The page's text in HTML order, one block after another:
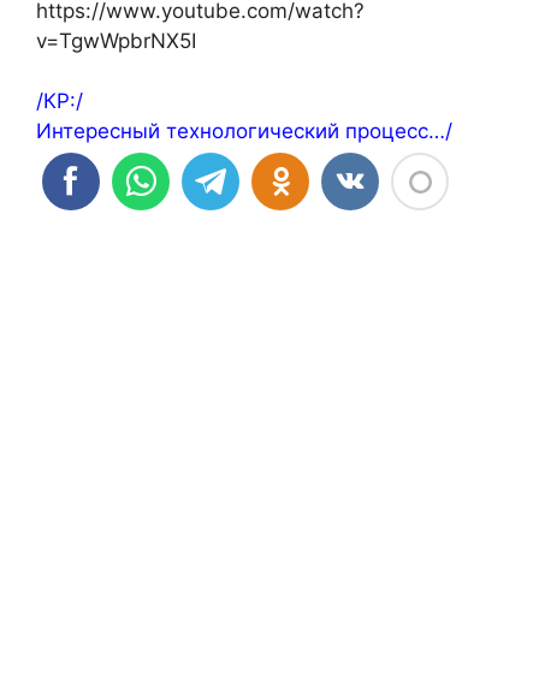
https://www.youtube.com/watch?
v=TgwWpbrNX5I
/КР:/
Интересный технологический процесс…/